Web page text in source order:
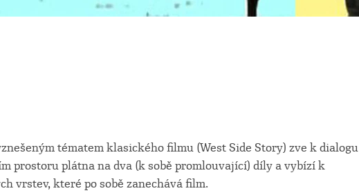
tématem klasického filmu (West Side Story) zve k dialogu
prostoru plátna na dva (k sobě promlouvající) díly a vybízí k
vrstev, které po sobě zanechává film.